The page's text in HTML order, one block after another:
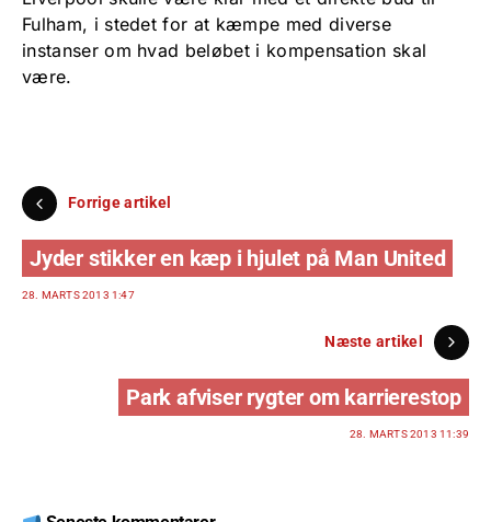
Fulham, i stedet for at kæmpe med diverse
instanser om hvad beløbet i kompensation skal
være.
Forrige artikel
Jyder stikker en kæp i hjulet på Man United
28. MARTS 2013 1:47
Næste artikel
Park afviser rygter om karrierestop
28. MARTS 2013 11:39